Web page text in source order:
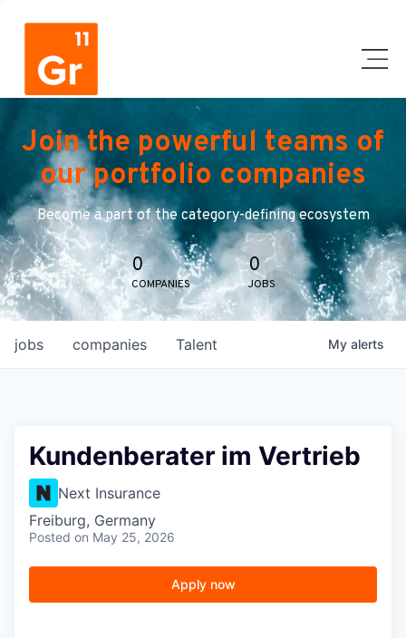
Join the powerful teams of
our portfolio companies
Become a part of the category-defining ecosystem
0
COMPANIES
0
JOBS
jobs companies Talent My alerts
Kundenberater im Vertrieb
Next Insurance
Freiburg, Germany
Posted on May 25, 2026
Apply now